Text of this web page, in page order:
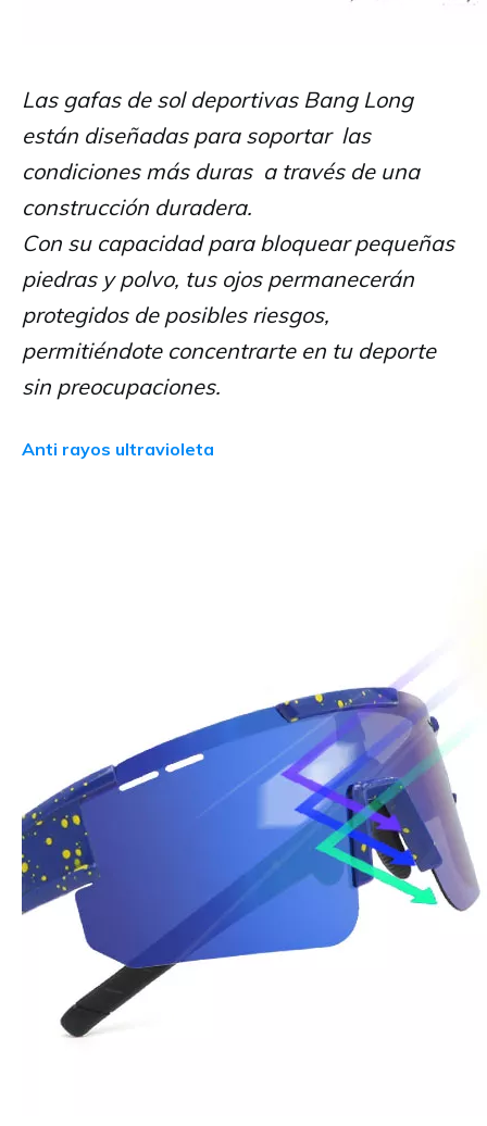
Las gafas de sol deportivas Bang Long
están diseñadas para soportar las
condiciones más duras a través de una
construcción duradera.
Con su capacidad para bloquear pequeñas
piedras y polvo, tus ojos permanecerán
protegidos de posibles riesgos,
permitiéndote concentrarte en tu deporte
sin preocupaciones.
Anti rayos ultravioleta